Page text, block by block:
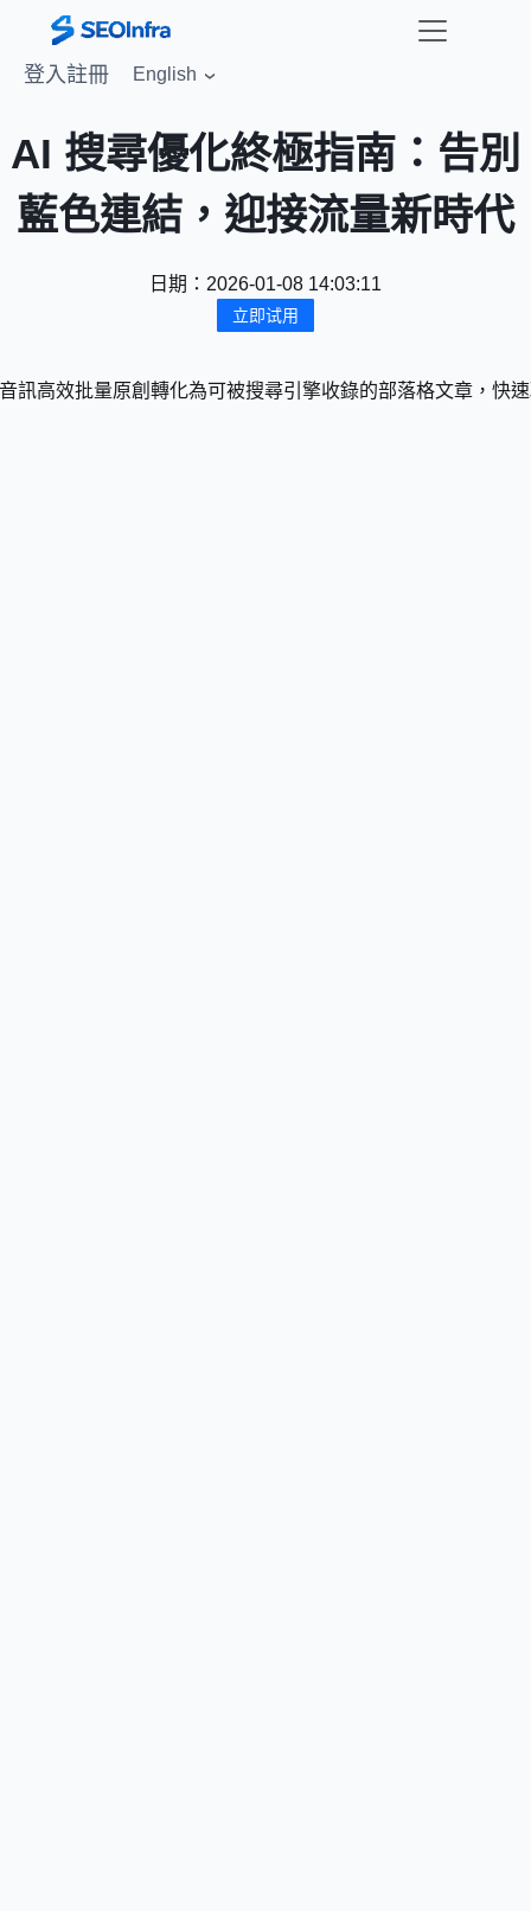
登入註冊 English
AI 搜尋優化終極指南：告別
藍色連結，迎接流量新時代
日期： 2026-01-08 14:03:11
立即试用
高效批量原創轉化為可被搜尋引擎收錄的部落格文章，